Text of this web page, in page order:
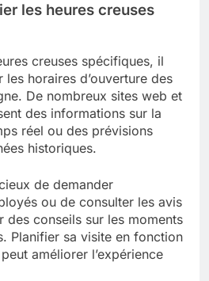
les heures creuses
creuses spécifiques, il
horaires d’ouverture des
De nombreux sites web et
des informations sur la
réel ou des prévisions
historiques.
de demander
ou de consulter les avis
des conseils sur les moments
Planifier sa visite en fonction
améliorer l’expérience